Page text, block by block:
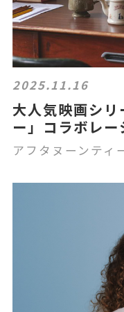
2025.11.16
大人気映画シ
ー」コラボレー
アフタヌーンティ